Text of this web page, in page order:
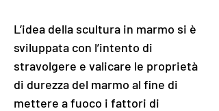
L’idea della scultura in marmo si è
sviluppata con l’intento di
stravolgere e valicare le proprietà
di durezza del marmo al fine di
mettere a fuoco i fattori di